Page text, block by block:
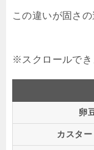
この違いが固さ
卵
カスタ